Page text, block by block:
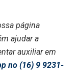
página
ajudar a
auxiliar em
no (16) 9 9231-